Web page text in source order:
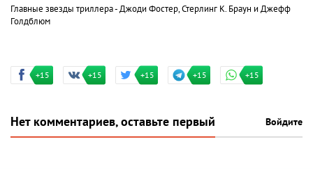
Главные звезды триллера - Джоди Фостер, Стерлинг К. Браун и Джефф
Голдблюм
+15 +15 +15 +15 +15
Нет комментариев, оставьте первый Войдите